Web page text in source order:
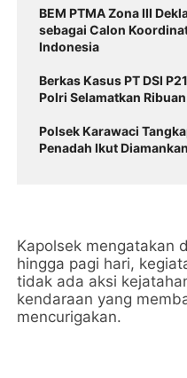
BEM PTMA Zona III
sebagai Calon
Indonesia
Berkas Kasus PT DSI
Polri Selamatkan
Polsek Karawaci
Penadah Ikut Diamankan
Kapolsek mengatakan
hingga pagi hari,
tidak ada aksi
kendaraan yang
mencurigakan.